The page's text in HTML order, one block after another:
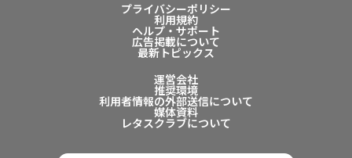
プライバシーポリシー
利用規約
ヘルプ・サポート
広告掲載について
最新トピックス
運営会社
推奨環境
利用者情報の外部送信について
媒体資料
レタスクラブについて